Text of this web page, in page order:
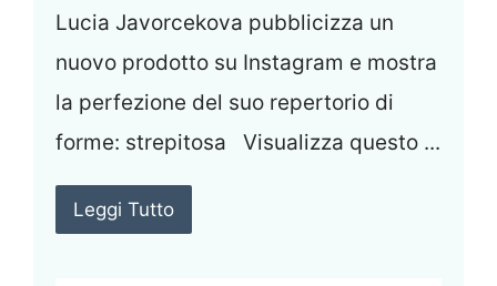
Lucia Javorcekova pubblicizza un
nuovo prodotto su Instagram e mostra
la perfezione del suo repertorio di
forme: strepitosa Visualizza questo ...
Leggi Tutto